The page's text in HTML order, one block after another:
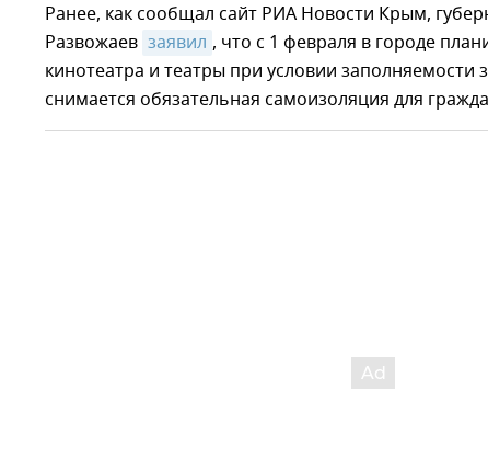
Ранее, как сообщал сайт РИА Новости Крым,
Развожаев заявил , что с 1 февраля в городе
кинотеатра и театры при условии заполняемости
снимается обязательная самоизоляция для